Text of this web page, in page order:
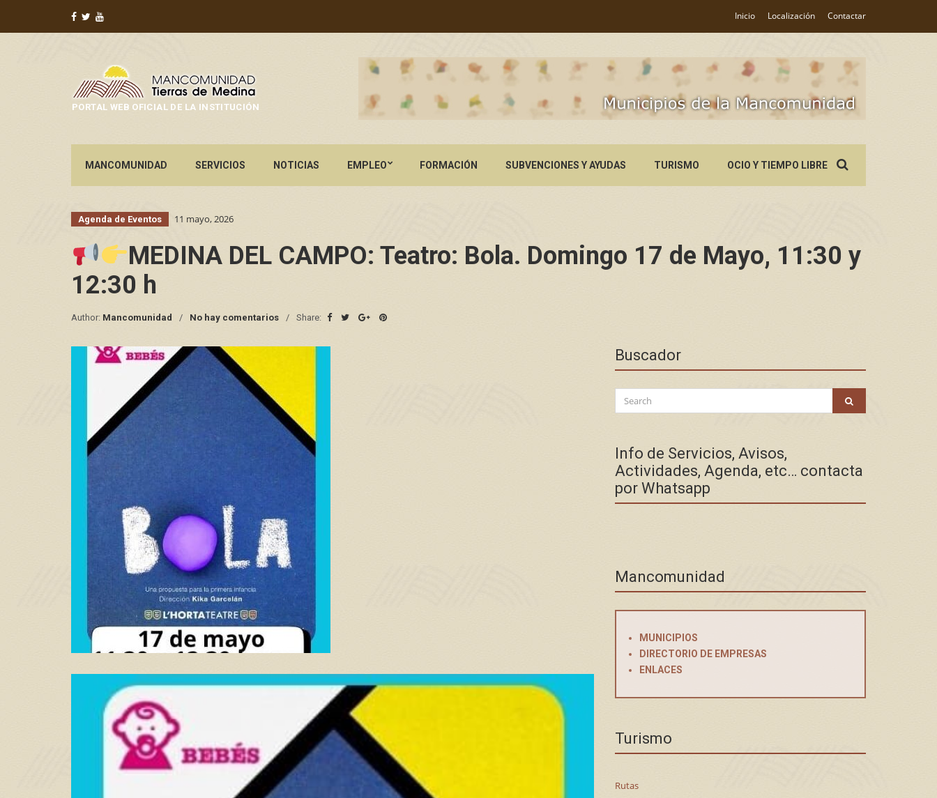
Inicio Localización Contactar
PORTAL WEB OFICIAL DE LA INSTITUCIÓN
MANCOMUNIDAD SERVICIOS NOTICIAS EMPLEO FORMACIÓN SUBVENCIONES Y AYUDAS TURISMO OCIO Y TIEMPO LIBREfor:
Agenda de Eventos 11 mayo, 2026
MEDINA DEL CAMPO: Teatro: Bola. Domingo 17 de Mayo, 11:30 y
12:30 h
Author: Mancomunidad No hay comentarios Share:
Buscador
Search
for:
Info de Servicios, Avisos,
Actividades, Agenda, etc… contacta
por Whatsapp
Mancomunidad
MUNICIPIOS
DIRECTORIO DE EMPRESAS
ENLACES
Turismo
Rutas